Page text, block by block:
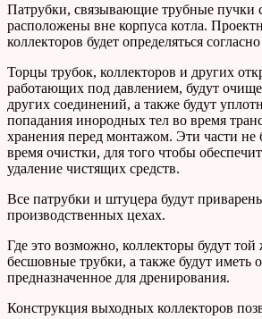
Патрубки, связывающие трубные пучки
расположены вне корпуса котла.
коллекторов будет определяться
Торцы трубок, коллекторов и других
работающих под давлением, будут
других соединений, а также будут
попадания инородных тел во время
хранения перед монтажом. Эти части не
время очистки, для того чтобы
удаление чистящих средств.
Все патрубки и штуцера будут
производственных цехах.
Где это возможно, коллекторы будут
бесшовные трубки, а также будут иметь
предназначенное для дренирования.
Конструкция выходных коллекторов